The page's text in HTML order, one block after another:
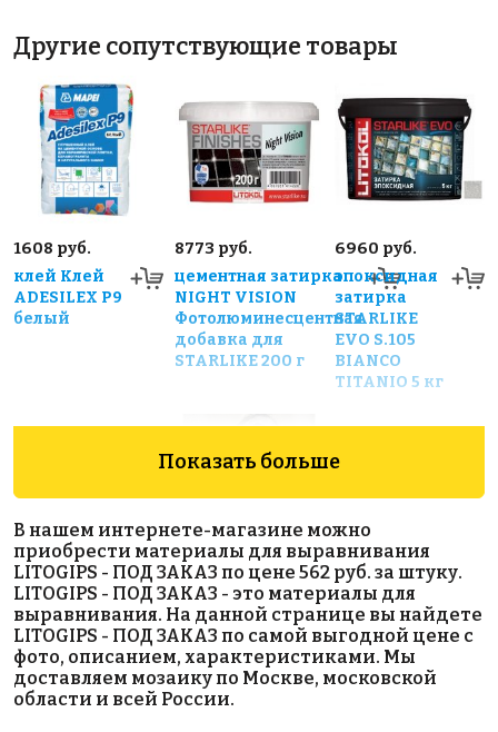
Другие сопутствующие товары
1608 руб.
клей Клей
ADESILEX P9
белый
8773 руб.
цементная затирка
NIGHT VISION
Фотолюминесцентная
добавка для
STARLIKE 200 г
6960 руб.
эпоксидная
затирка
STARLIKE
EVO S.105
BIANCO
TITANIO 5 кг
402 руб.
цементная
затирка
LITOCHROM
1-6 LUXURY
C.20
1100 руб.
Тампонажный
раствор
LITOBLOCK
AQUA
4772 руб.
эпоксидная
затирка
EPOXYSTUK
X90 С.690
Показать больше
В нашем интернете-магазине можно
приобрести материалы для выравнивания
LITOGIPS - ПОД ЗАКАЗ по цене 562 руб. за штуку.
LITOGIPS - ПОД ЗАКАЗ - это материалы для
выравнивания. На данной странице вы найдете
LITOGIPS - ПОД ЗАКАЗ по самой выгодной цене с
фото, описанием, характеристиками. Мы
доставляем мозаику по Москве, московской
области и всей России.